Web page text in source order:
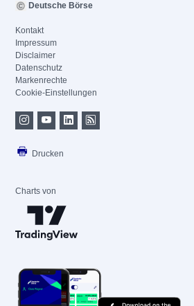
Deutsche Börse
Kontakt
Impressum
Disclaimer
Datenschutz
Markenrechte
Cookie-Einstellungen
Drucken
Charts von